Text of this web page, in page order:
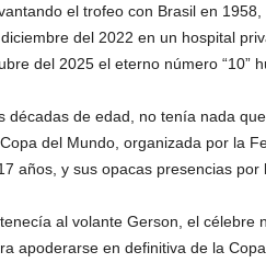
el trofeo con Brasil en
del 2022 en un hospital
del 2025 el eterno número “10”
décadas de edad, no tenía nada
del Mundo, organizada por la
años, y sus opacas presencias
al volante Gerson, el célebre
apoderarse en definitiva de la